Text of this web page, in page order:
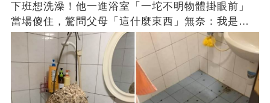
下班想洗澡！他一進浴室「一坨不明物體掛眼前」
當場傻住，驚問父母「這什麼東西」無奈：我是親
生的嗎？